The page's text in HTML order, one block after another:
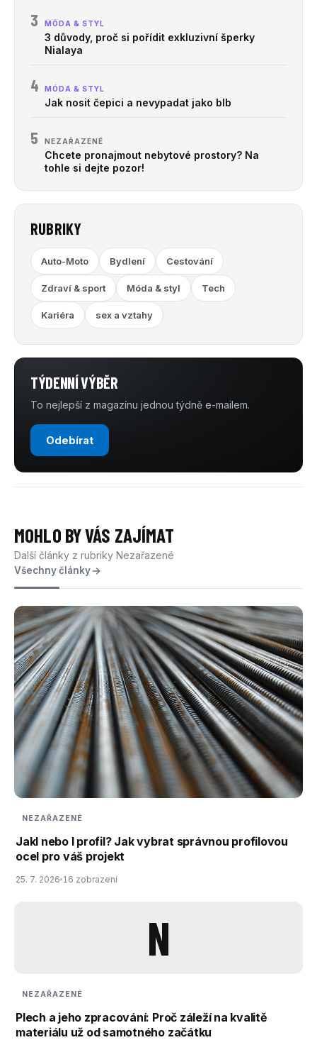
3 MÓDA & STYL
3 důvody, proč si pořídit exkluzivní šperky
Nialaya
4 MÓDA & STYL
Jak nosit čepici a nevypadat jako blb
5 NEZAŘAZENÉ
Chcete pronajmout nebytové prostory? Na
tohle si dejte pozor!
RUBRIKY
Auto-Moto Bydlení Cestování
Zdraví & sport Móda & styl Tech
Kariéra sex a vztahy
TÝDENNÍ VÝBĚR
To nejlepší z magazínu jednou týdně e-mailem.
Odebírat
MOHLO BY VÁS ZAJÍMAT
Další články z rubriky Nezařazené
Všechny články
NEZAŘAZENÉ
Jakl nebo I profil? Jak vybrat správnou profilovou
ocel pro váš projekt
25. 7. 2026 16 zobrazení
N
NEZAŘAZENÉ
Plech a jeho zpracování: Proč záleží na kvalitě
materiálu už od samotného začátku